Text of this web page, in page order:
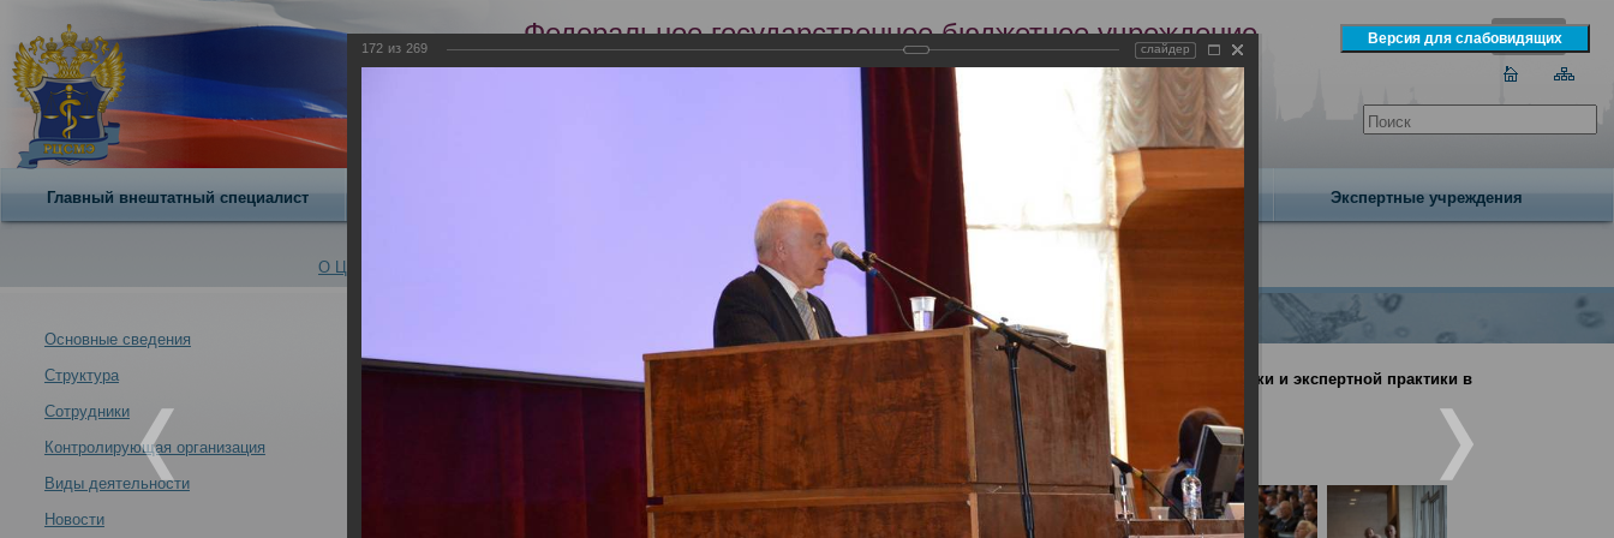
Федеральное государственное бюджетное учреждение
Российский центр судебно-медицинской экспертизы
Сегодня 7 августа 2026 года
Главный внештатный специалист Экспертиза Образование Издательство Экспертные учреждения
О Центре -
VII Всероссийский съезд судебных медиков "Задачи
Основные сведения
Структура
Сотрудники
Контролирующая организация
Виды деятельности
Новости
VII Всероссийский съезд судебных медиков "Задачи и пути совершенствования судебно-медицинской науки и экспертной практики в
172 из 269 слайдер